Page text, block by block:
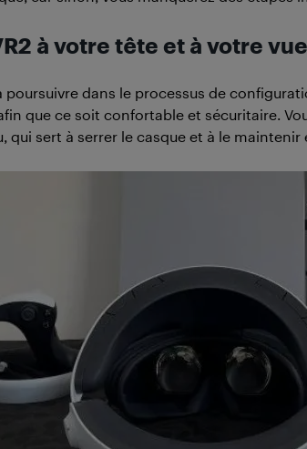
à votre tête et à votre vue
poursuivre dans le processus de
que ce soit confortable et sécuritaire.
qui sert à serrer le casque et à le maintenir